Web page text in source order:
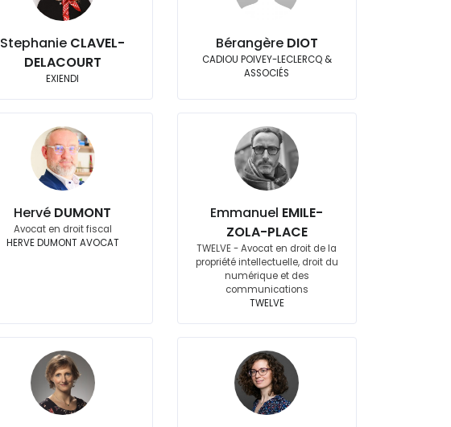
Stephanie CLAVEL-
DELACOURT
EXIENDI
Bérangère DIOT
CADIOU POIVEY-LECLERCQ &
ASSOCIÉS
Hervé DUMONT
Avocat en droit fiscal
HERVE DUMONT AVOCAT
Emmanuel EMILE-
ZOLA-PLACE
TWELVE - Avocat en droit de la
propriété intellectuelle, droit du
numérique et des
communications
TWELVE